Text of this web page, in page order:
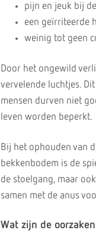
pijn en jeuk bij
een geïrriteerde
weinig tot geen
Door het ongewild
vervelende luchtjes.
mensen durven niet
leven worden beperkt.
Bij het ophouden van
bekkenbodem is de
de stoelgang, maar
samen met de anus
Wat zijn de